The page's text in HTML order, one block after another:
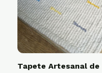
Tapete Artesanal de